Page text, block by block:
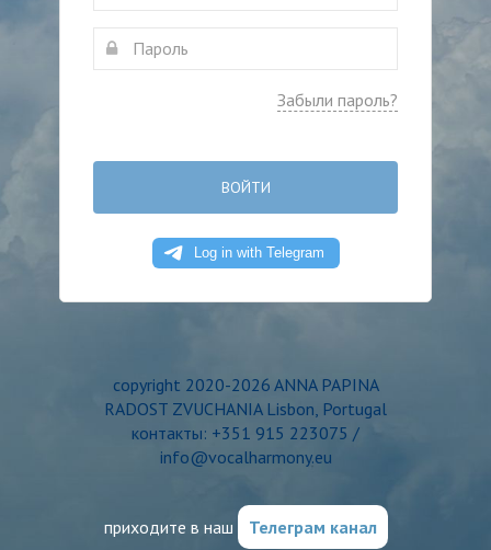
Забыли пароль?
ВОЙТИ
copyright 2020-2026 ANNA PAPINA
RADOST ZVUCHANIA Lisbon, Portugal
контакты: +351 915 223075 /
info@vocalharmony.eu
приходите в наш Телеграм канал